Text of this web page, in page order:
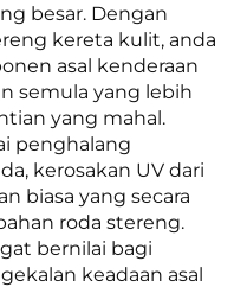
besar. Dengan
kereta kulit, anda
asal kenderaan
semula yang lebih
yang mahal.
penghalang
kerosakan UV dari
biasa yang secara
roda stereng.
bernilai bagi
keadaan asal